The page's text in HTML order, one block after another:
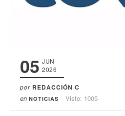
05 JUN
2026
por REDACCIÓN C
en NOTICIAS Visto: 1005